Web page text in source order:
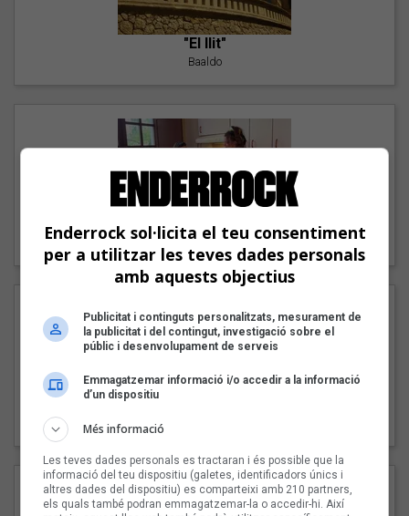
"El llit"
Baaldo
"Lo bueno y lo malo"
Carmen y María
Pep Álvarez amb Joan Muntaner (Xanguito)
Enderrock sol·licita el teu consentiment
per a utilitzar les teves dades personals
amb aquests objectius
Publicitat i continguts personalitzats, mesurament de
la publicitat i del contingut, investigació sobre el
públic i desenvolupament de serveis
Emmagatzemar informació i/o accedir a la informació
d’un dispositiu
Més informació
Les teves dades personals es tractaran i és possible que la
informació del teu dispositiu (galetes, identificadors únics i
altres dades del dispositiu) es comparteixi amb 210 partners,
els quals també podran emmagatzemar-la o accedir-hi. Així